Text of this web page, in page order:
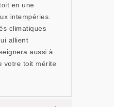
en une
intempéries.
climatiques
allient
aussi à
votre toit mérite